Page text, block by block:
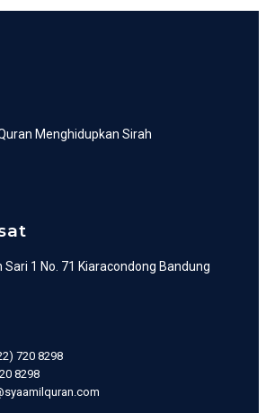
Menghidupkan Sirah
Sari 1 No. 71 Kiaracondong Bandung
720 8298
8298